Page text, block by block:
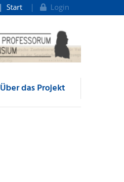
Start Login
Über das Projekt